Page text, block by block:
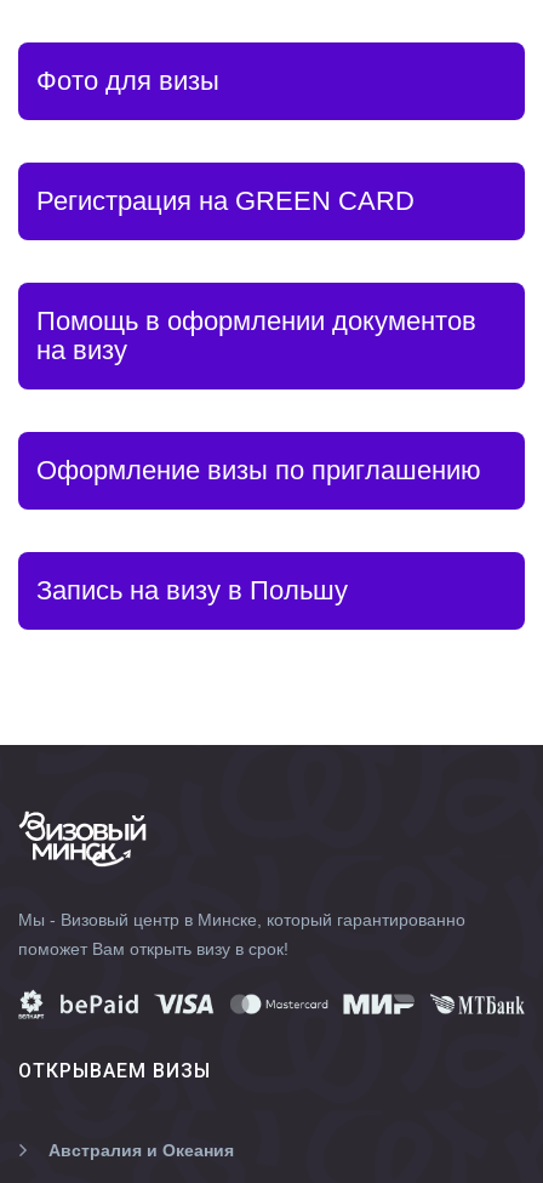
Фото для визы
Регистрация на GREEN CARD
Помощь в оформлении документов
на визу
Оформление визы по приглашению
Запись на визу в Польшу
Мы - Визовый центр в Минске, который гарантированно
поможет Вам открыть визу в срок!
ОТКРЫВАЕМ ВИЗЫ
Австралия и Океания